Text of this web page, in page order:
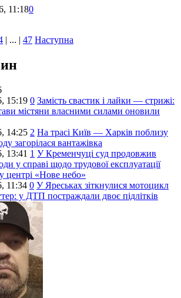
11:180
| ... | 47 Наступна
15:19 0 Замість свастик і лайки — стрижі:
містяни власними силами оновили
14:25 2 На трасі Київ — Харків поблизу
загорілася вантажівка
13:41 1 У Кременчуці суд продовжив
у справі щодо трудової експлуатації
центрі «Нове небо»
11:34 0 У Яреськах зіткнулися мотоцикл
у ДТП постраждали двоє підлітків